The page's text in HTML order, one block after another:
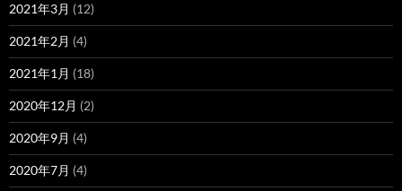
2021年3月 (12)
2021年2月 (4)
2021年1月 (18)
2020年12月 (2)
2020年9月 (4)
2020年7月 (4)